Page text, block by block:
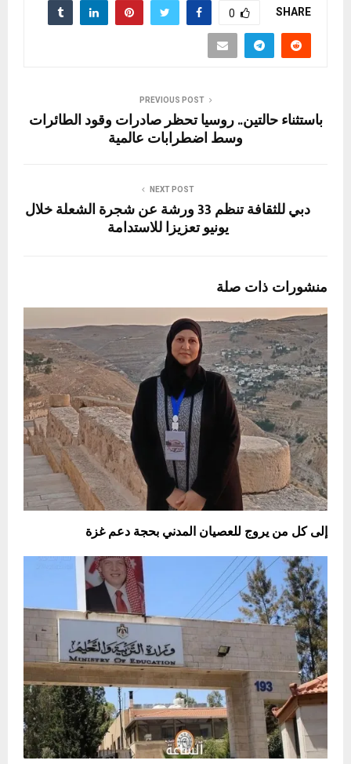
SHARE
0
PREVIOUS POST
باستثناء حالتين.. روسيا تحظر صادرات وقود الطائرات
وسط اضطرابات عالمية
NEXT POST
دبي للثقافة تنظم 33 ورشة عن شجرة الشعلة خلال
يونيو تعزيزا للاستدامة
منشورات ذات صلة
إلى كل من يروج للعصيان المدني بحجة دعم غزة